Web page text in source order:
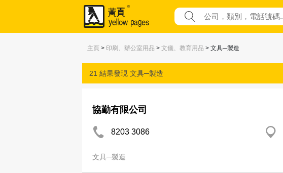
主頁 > 印刷、辦公室用品 > 文儀、教育用品 > 文具─製造
21 結果發現 文具─製造
協勤有限公司
8203 3086
文具─製造